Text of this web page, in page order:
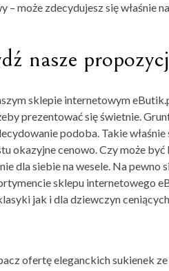
może zdecydujesz się właśnie
nasze
sklepie internetowym
prezentować się świetnie.
podoba. Takie właśnie
okazyjne cenowo. Czy może być
dla siebie na wesele. Na pewno
sklepu internetowego
jak i dla dziewczyn
ofertę eleganckich sukienek